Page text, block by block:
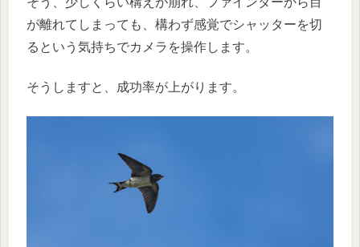
が離れてしまっても、構わず感覚でシャッターを切
るという気持ちでカメラを操作します。
そうしますと、成功率が上がります。